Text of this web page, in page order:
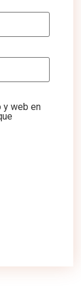
y web en